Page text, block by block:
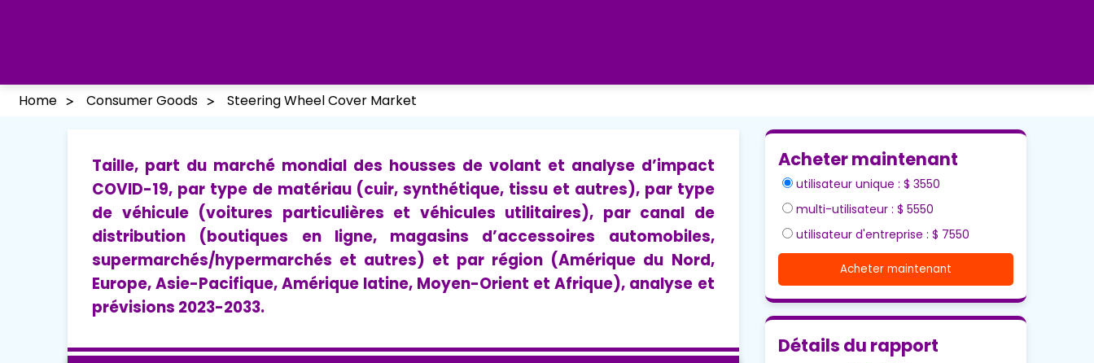
Home Consumer Goods Steering Wheel Cover Market
Taille, part du marché mondial des housses de volant et analyse d’impact
COVID-19, par type de matériau (cuir, synthétique, tissu et autres), par type
de véhicule (voitures particulières et véhicules utilitaires), par canal de
distribution (boutiques en ligne, magasins d’accessoires automobiles,
supermarchés/hypermarchés et autres) et par région (Amérique du Nord,
Europe, Asie-Pacifique, Amérique latine, Moyen-Orient et Afrique), analyse et
prévisions 2023-2033.
Acheter maintenant
utilisateur unique : $ 3550
multi-utilisateur : $ 5550
utilisateur d'entreprise : $ 7550
Acheter maintenant
Détails du rapport